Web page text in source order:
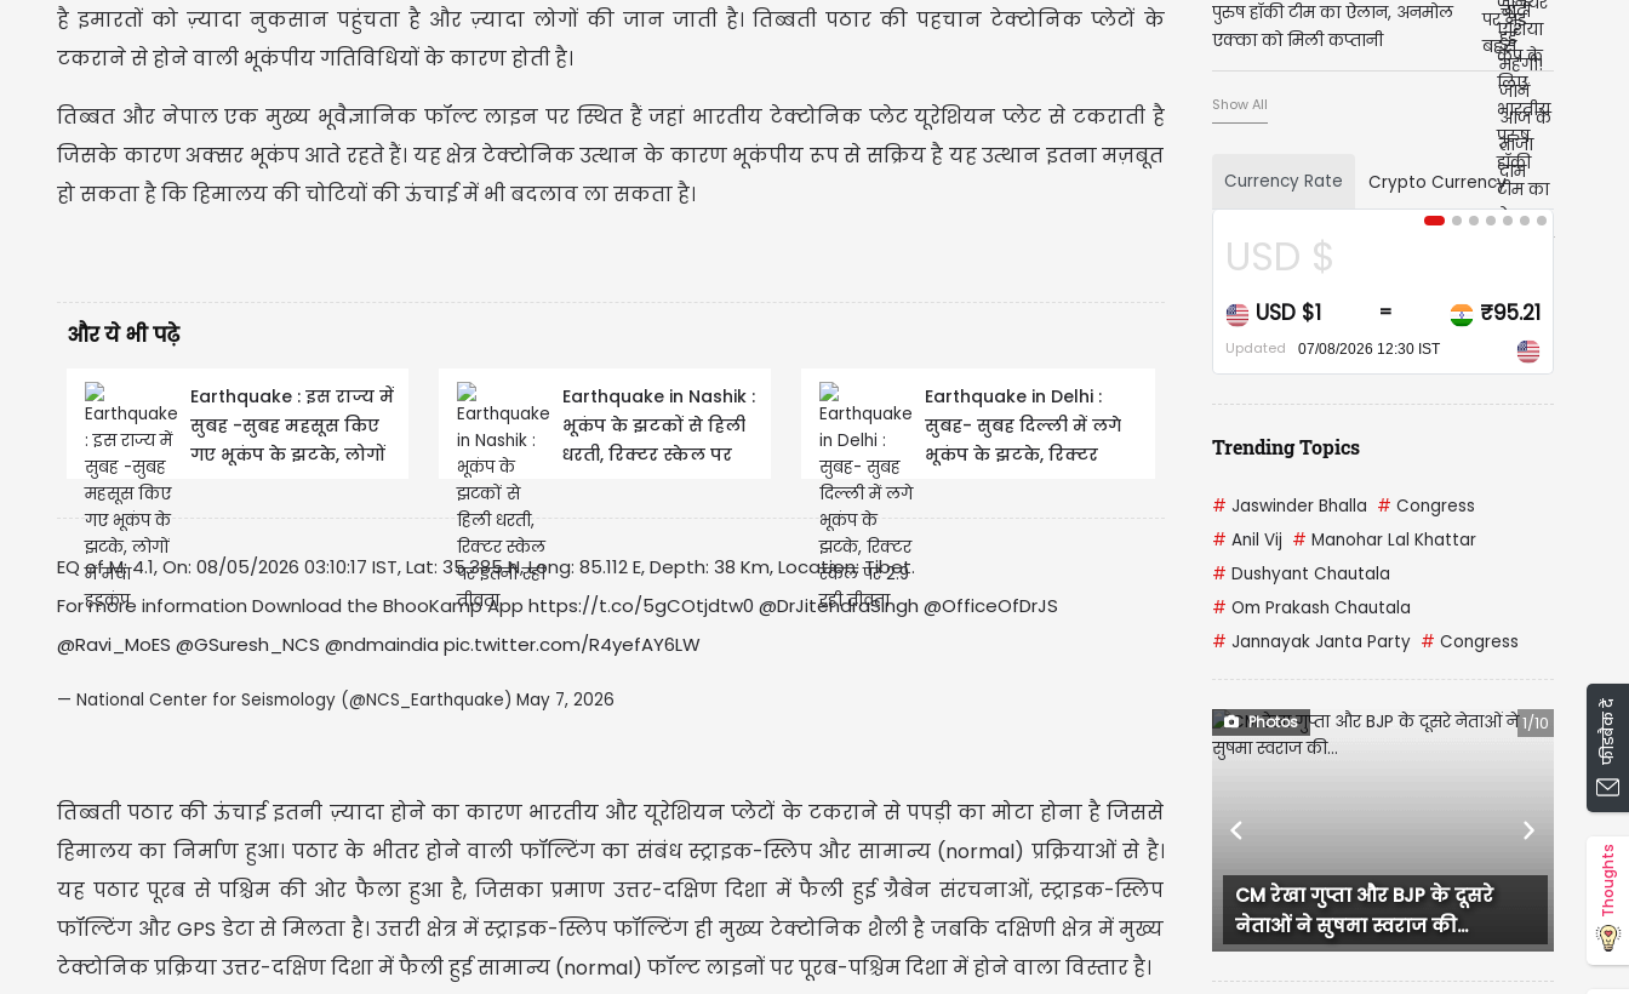
है इमारतों को ज़्यादा नुकसान पहुंचता है और ज़्यादा लोगों की जान जाती है। तिब्बती पठार की पहचान टेक्टोनिक प्लेटों के
टकराने से होने वाली भूकंपीय गतिविधियों के कारण होती है।
तिब्बत और नेपाल एक मुख्य भूवैज्ञानिक फॉल्ट लाइन पर स्थित हैं जहां भारतीय टेक्टोनिक प्लेट यूरेशियन प्लेट से टकराती है
जिसके कारण अक्सर भूकंप आते रहते हैं। यह क्षेत्र टेक्टोनिक उत्थान के कारण भूकंपीय रूप से सक्रिय है यह उत्थान इतना मज़बूत
हो सकता है कि हिमालय की चोटियों की ऊंचाई में भी बदलाव ला सकता है।
और ये भी पढ़े
Earthquake : इस राज्य में
सुबह -सुबह महसूस किए
गए भूकंप के झटके, लोगों
Earthquake in Nashik :
भूकंप के झटकों से हिली
धरती, रिक्टर स्केल पर
Earthquake in Delhi :
सुबह- सुबह दिल्ली में लगे
भूकंप के झटके, रिक्टर
EQ of M: 4.1, On: 08/05/2026 03:10:17 IST, Lat: 35.385 N, Long: 85.112 E, Depth: 38 Km, Location: Tibet.
For more information Download the BhooKamp App https://t.co/5gCOtjdtw0 @DrJitendraSingh @OfficeOfDrJS
@Ravi_MoES @GSuresh_NCS @ndmaindia pic.twitter.com/R4yefAY6LW
— National Center for Seismology (@NCS_Earthquake) May 7, 2026
तिब्बती पठार की ऊंचाई इतनी ज़्यादा होने का कारण भारतीय और यूरेशियन प्लेटों के टकराने से पपड़ी का मोटा होना है जिससे
हिमालय का निर्माण हुआ। पठार के भीतर होने वाली फॉल्टिंग का संबंध स्ट्राइक-स्लिप और सामान्य (normal) प्रक्रियाओं से है।
यह पठार पूरब से पश्चिम की ओर फैला हुआ है, जिसका प्रमाण उत्तर-दक्षिण दिशा में फैली हुई ग्रैबेन संरचनाओं, स्ट्राइक-स्लिप
फॉल्टिंग और GPS डेटा से मिलता है। उत्तरी क्षेत्र में स्ट्राइक-स्लिप फॉल्टिंग ही मुख्य टेक्टोनिक शैली है जबकि दक्षिणी क्षेत्र में मुख्य
टेक्टोनिक प्रक्रिया उत्तर-दक्षिण दिशा में फैली हुई सामान्य (normal) फॉल्ट लाइनों पर पूरब-पश्चिम दिशा में होने वाला विस्तार है।
पुरुष हॉकी टीम का ऐलान, अनमोल
एक्का को मिली कप्तानी
Show All
Currency Rate Crypto Currency
USD $
USD $1 ₹95.21
Updated 07/08/2026 12:30 IST
CAD
Updated
Trending Topics
# Jaswinder Bhalla # Congress
# Anil Vij # Manohar Lal Khattar
# Dushyant Chautala
# Om Prakash Chautala
# Jannayak Janta Party # Congress
Photos 1/10
CM रेखा गुप्ता और BJP के दूसरे
नेताओं ने सुषमा स्वराज की...
लुधियाना
हंगामा,
Previous Next
फीडबैक दें
Thoughts